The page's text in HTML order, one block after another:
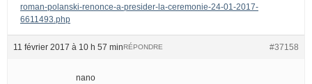
roman-polanski-renonce-a-presider-la-ceremonie-24-01-2017-
6611493.php
11 février 2017 à 10 h 57 min #37158
RÉPONDRE
nano